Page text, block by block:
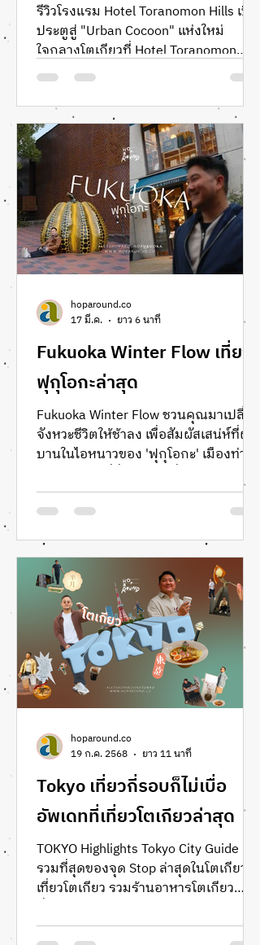
รีวิวโรงแรม Hotel Toranomon Hills เปิด
ประตูสู่ "Urban Cocoon" แห่งใหม่
ใจกลางโตเกียวที่ Hotel Toranomon
Hills ที่พักระดับพรีเมียมซึ่งผสานดีไซน์
เข้ากับความประณีตแบบญี่ปุ่นอย่าง
ลงตัว ร่วมดื่มด่ำไปกับสุนทรียภาพแห่ง
การพักผ่อนเหนือระดับที่ตอบโจทย์ทั้ง
สายอาร์ตและสถาปัตยกรรม พบกับ
นิยามใหม่ของความหรูหราที่เรียบง่ายแต่
เปี่ยมด้วยรสนิยม พร้อมสัมผัส
ประสบการณ์การใช้ชีวิตใจกลางย่าน
ธุรกิจที่ทันสมัยที่สุดของญี่ปุ่น Hotel
Toranomon Hills
Fukuoka Winter Flow เที่ยว
ฟุกุโอกะล่าสุด
Fukuoka Winter Flow ชวนคุณมาเปลี่ยน
จังหวะชีวิตให้ช้าลง เพื่อสัมผัสเสน่ห์ที่ผลิ
บานในไอหนาวของ 'ฟุกุโอกะ' เมืองท่า
เราคัดสรรความสุนทรีย์ผ่านงานดีไซน์
สถาปัตยกรรม และวัฒนธรรมคาเฟ่ที่
ล้านดวงที่ Hakata ไปจนถึงย่านสุดครา
ฟต์อย่าง Yakuin และความนิ่งสงบที่
Dazaifu มาร่วมค้นหาความหมายของ
ความสุขที่เรียบง่าย แต่ตราตรึงในใจได้
นานแสนนานในแบบฉบับ Hoparound.co
hoparound.co
17 มี.ค.
ยาว 6 นาที
Tokyo เที่ยวกี่รอบก็ไม่เบื่อ
อัพเดทที่เที่ยวโตเกียวล่าสุด
TOKYO Highlights Tokyo City Guide
รวมที่สุดของจุด Stop ล่าสุดในโตเกียว
เที่ยวโตเกียว รวมร้านอาหารโตเกียว
hoparound.co
19 ก.ค. 2568
ยาว 11 นาที